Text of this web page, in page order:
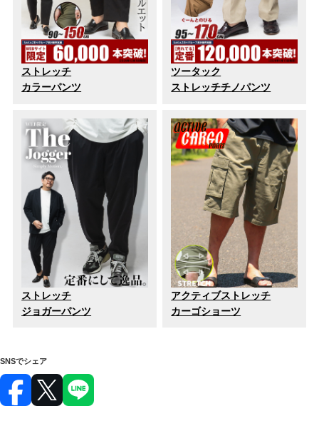
ストレッチ
カラーパンツ
ツータック
ストレッチチノパンツ
ストレッチ
ジョガーパンツ
アクティブストレッチ
カーゴショーツ
SNSでシェア